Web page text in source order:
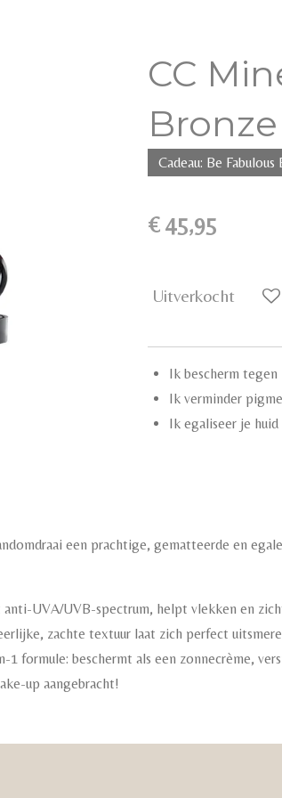
CC
Bronze
Cadeau: Be
€ 45,95
Uitverkocht
Ik bescherm
Ik verminder
Ik egaliseer je huid
een prachtige, gematteerde en
UVA/UVB-spectrum, helpt vlekken en
zachte textuur laat zich perfect
formule: beschermt als een zonnecrème,
up aangebracht!